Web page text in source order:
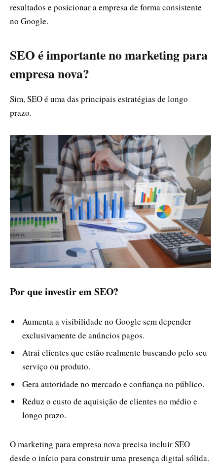
resultados e posicionar a empresa de forma consistente
no Google.
SEO é importante no marketing para
empresa nova?
Sim, SEO é uma das principais estratégias de longo
prazo.
Por que investir em SEO?
Aumenta a visibilidade no Google sem depender
exclusivamente de anúncios pagos.
Atrai clientes que estão realmente buscando pelo seu
serviço ou produto.
Gera autoridade no mercado e confiança no público.
Reduz o custo de aquisição de clientes no médio e
longo prazo.
O marketing para empresa nova precisa incluir SEO
desde o início para construir uma presença digital sólida.